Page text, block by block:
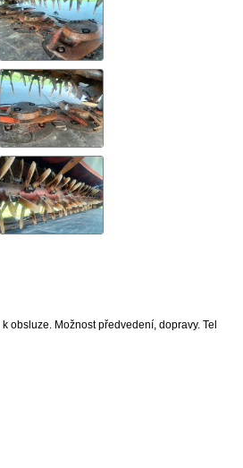
obsluze. Možnost předvedení, dopravy. Tel